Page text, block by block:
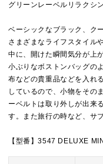
グリーンレーベルリラクシ
ベーシックなブラック、ク
さまざまなライフスタイル
中に、開けた瞬間気分が上
小ぶりなボストンバッグの
布などの貴重品などを入れ
しているので、小物をその
ーベルトは取り外しが出来
す。また旅行の時など、サ
【型番】3547 DELUXE